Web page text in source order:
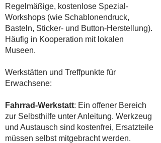
Regelmäßige, kostenlose Spezial-
Workshops (wie Schablonendruck,
Basteln, Sticker- und Button-Herstellung).
Häufig in Kooperation mit lokalen
Museen.
Werkstätten und Treffpunkte für
Erwachsene:
Fahrrad-Werkstatt: Ein offener Bereich
zur Selbsthilfe unter Anleitung. Werkzeug
und Austausch sind kostenfrei, Ersatzteile
müssen selbst mitgebracht werden.